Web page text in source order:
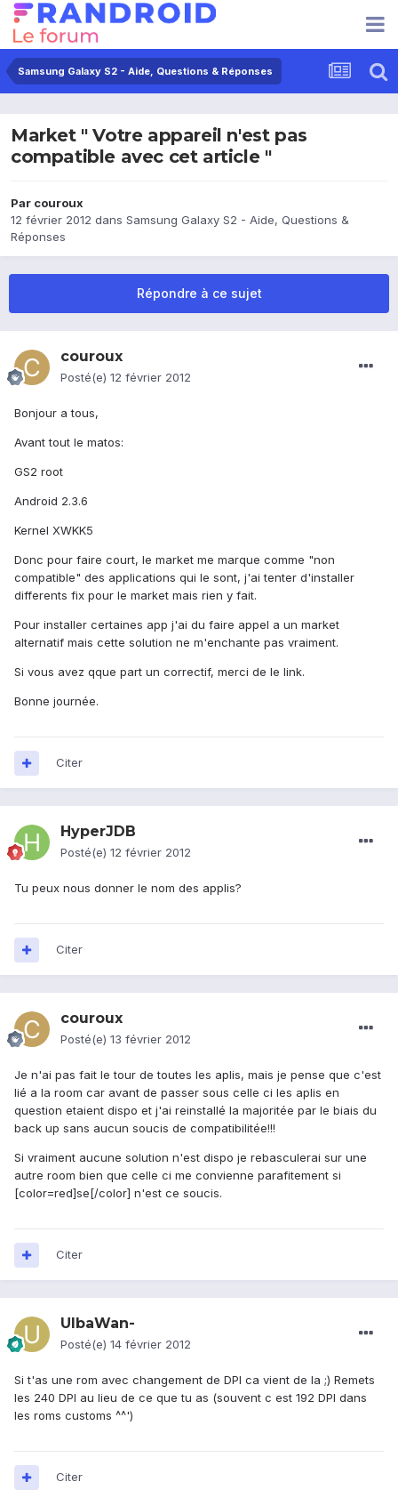
Samsung Galaxy S2 - Aide, Questions & Réponses
Market " Votre appareil n'est pas
compatible avec cet article "
Par couroux
12 février 2012 dans Samsung Galaxy S2 - Aide, Questions &
Réponses
Répondre à ce sujet
couroux
Posté(e) 12 février 2012
Bonjour a tous,
Avant tout le matos:
GS2 root
Android 2.3.6
Kernel XWKK5
Donc pour faire court, le market me marque comme "non
compatible" des applications qui le sont, j'ai tenter d'installer
differents fix pour le market mais rien y fait.
Pour installer certaines app j'ai du faire appel a un market
alternatif mais cette solution ne m'enchante pas vraiment.
Si vous avez qque part un correctif, merci de le link.
Bonne journée.
Citer
HyperJDB
Posté(e) 12 février 2012
Tu peux nous donner le nom des applis?
Citer
couroux
Posté(e) 13 février 2012
Je n'ai pas fait le tour de toutes les aplis, mais je pense que c'est
lié a la room car avant de passer sous celle ci les aplis en
question etaient dispo et j'ai reinstallé la majoritée par le biais du
back up sans aucun soucis de compatibilitée!!!
Si vraiment aucune solution n'est dispo je rebasculerai sur une
autre room bien que celle ci me convienne parafitement si
[color=red]se[/color] n'est ce soucis.
Citer
UlbaWan-
Posté(e) 14 février 2012
Si t'as une rom avec changement de DPI ca vient de la ;) Remets
les 240 DPI au lieu de ce que tu as (souvent c est 192 DPI dans
les roms customs ^^')
Citer